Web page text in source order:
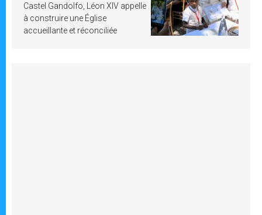
Castel Gandolfo, Léon XIV appelle
à construire une Église
accueillante et réconciliée